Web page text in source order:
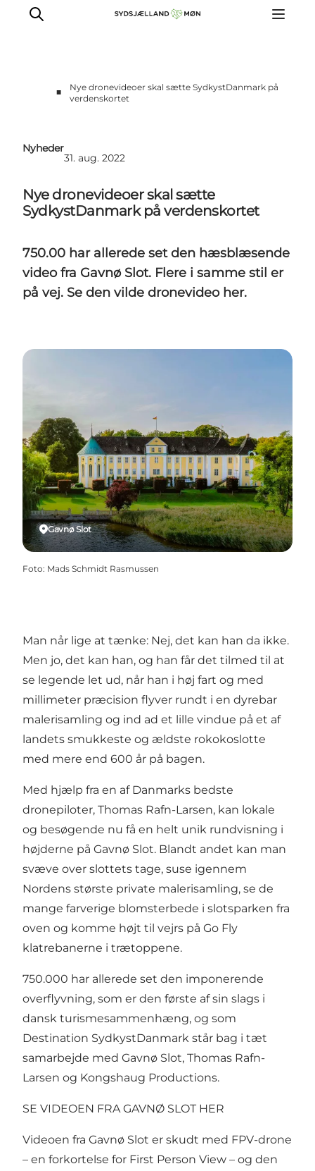
Presse
Projekter
Nyhedsbrev
■
Nye dronevideoer skal sætte SydkystDanmark på
verdenskortet
Nyheder
31. aug. 2022
Nye dronevideoer skal sætte
SydkystDanmark på verdenskortet
750.00 har allerede set den hæsblæsende
video fra Gavnø Slot. Flere i samme stil er
på vej. Se den vilde dronevideo her.
Gavnø Slot
Foto: Mads Schmidt Rasmussen
Man når lige at tænke: Nej, det kan han da ikke.
Men jo, det kan han, og han får det tilmed til at
se legende let ud, når han i høj fart og med
millimeter præcision flyver rundt i en dyrebar
malerisamling og ind ad et lille vindue på et af
landets smukkeste og ældste rokokoslotte
med mere end 600 år på bagen.
Med hjælp fra en af Danmarks bedste
dronepiloter, Thomas Rafn-Larsen, kan lokale
og besøgende nu få en helt unik rundvisning i
højderne på Gavnø Slot. Blandt andet kan man
svæve over slottets tage, suse igennem
Nordens største private malerisamling, se de
mange farverige blomsterbede i slotsparken fra
oven og komme højt til vejrs på Go Fly
klatrebanerne i trætoppene.
750.000 har allerede set den imponerende
overflyvning, som er den første af sin slags i
dansk turismesammenhæng, og som
Destination SydkystDanmark står bag i tæt
samarbejde med Gavnø Slot, Thomas Rafn-
Larsen og Kongshaug Productions.
SE VIDEOEN FRA GAVNØ SLOT HER
Videoen fra Gavnø Slot er skudt med FPV-drone
– en forkortelse for First Person View – og den